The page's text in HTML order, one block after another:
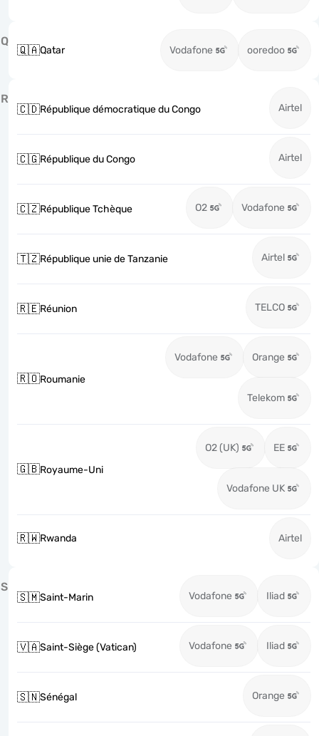
Q
🇶🇦Qatar Vodafone ooredoo
R
🇨🇩République démocratique du Congo Airtel
🇨🇬République du Congo Airtel
🇨🇿République Tchèque O2 Vodafone
🇹🇿République unie de Tanzanie Airtel
🇷🇪Réunion TELCO
🇷🇴Roumanie
Vodafone Orange
Telekom
🇬🇧Royaume-Uni
O2 (UK) EE
Vodafone UK
🇷🇼Rwanda Airtel
S
🇸🇲Saint-Marin Vodafone Iliad
🇻🇦Saint-Siège (Vatican) Vodafone Iliad
🇸🇳Sénégal Orange